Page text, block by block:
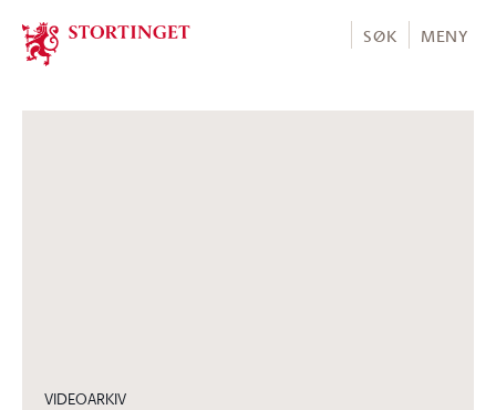
Stortinget.no
SØK MENY
VIDEOARKIV